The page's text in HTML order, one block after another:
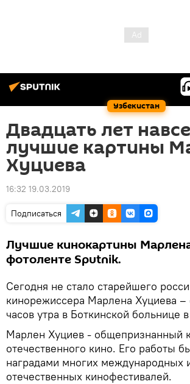
Узбекистан
Двадцать лет
лучшие картины
Хуциева
16:32 19.03.2019
Подписаться
Лучшие кинокартины
фотоленте Sputnik.
Сегодня не стало старейшего
кинорежиссера Марлена Хуциева
часов утра в Боткинской больнице
Марлен Хуциев - общепризнанный
отечественного кино. Его работы
наградами многих международных
отечественных кинофестивалей.